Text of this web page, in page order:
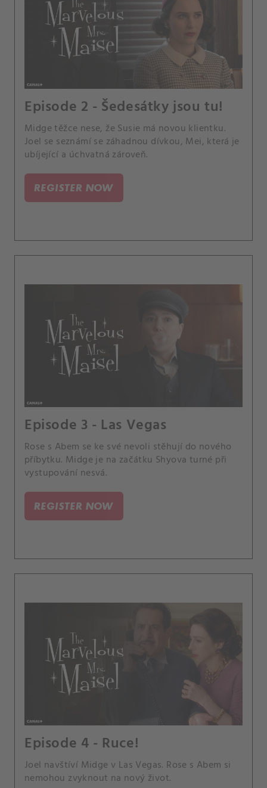
Episode 2 - Šedesátky jsou tu!
Midge těžce nese, že Susie má novou klientku.
Joel se seznámí se záhadnou dívkou, Mei, která je
ubíjející a úchvatná zároveň.
REGISTER NOW
Episode 3 - Las Vegas
Rose s Abem se ke své nevoli stěhují do nového
příbytku. Midge je na začátku Shyova turné při
vystupování nesvá.
REGISTER NOW
Episode 4 - Ruce!
Joel navštíví Midge v Las Vegas. Rose s Abem si
nemohou zvyknout na nový život.